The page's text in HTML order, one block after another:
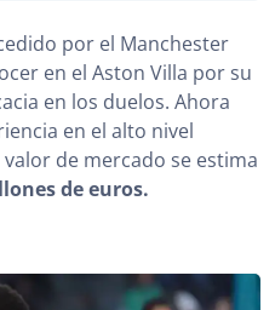
por el Manchester
en el Aston Villa por su
en los duelos. Ahora
en el alto nivel
de mercado se estima
de euros.